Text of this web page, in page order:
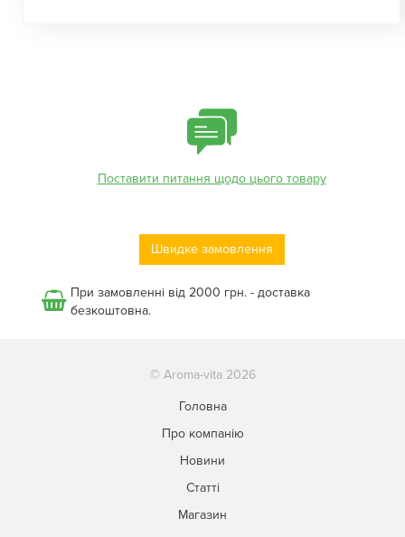
Поставити питання щодо цього товару
Швидке замовлення
При замовленні від 2000 грн. - доставка
безкоштовна.
© Aroma-vita 2026
Головна
Про компанію
Новини
Статті
Магазин